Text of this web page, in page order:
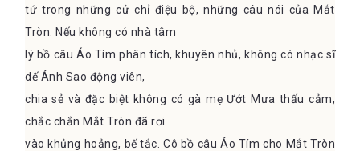
tứ trong những cử chỉ điệu bộ, những câu nói của Mắt
Tròn. Nếu không có nhà tâm
lý bồ câu Áo Tím phân tích, khuyên nhủ, không có nhạc sĩ
dế Ánh Sao động viên,
chia sẻ và đặc biệt không có gà mẹ Ướt Mưa thấu cảm,
chắc chắn Mắt Tròn đã rơi
vào khủng hoảng, bế tắc. Cô bồ câu Áo Tím cho Mắt Tròn